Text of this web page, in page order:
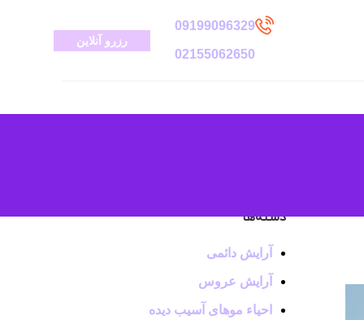
09199096329
02155062650
رزرو آنلاین
دسته‌ها
آرایش دائمی
آرایش عروس
احیاء موهای آسیب دیده